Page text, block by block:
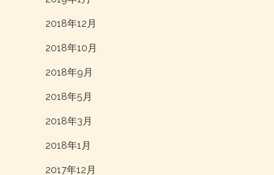
2018年12月
2018年10月
2018年9月
2018年5月
2018年3月
2018年1月
2017年12月